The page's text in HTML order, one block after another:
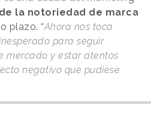
la notoriedad de marca
plazo. “Ahora nos toca
para seguir
mercado y estar atentos
negativo que pudiese